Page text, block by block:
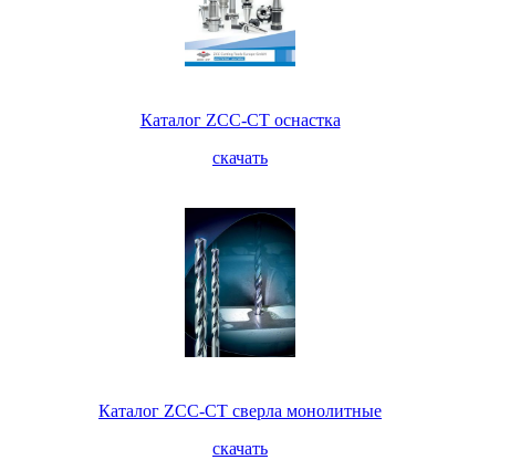
Каталог ZCC-CT оснастка
скачать
Каталог ZCC-CT сверла монолитные
скачать